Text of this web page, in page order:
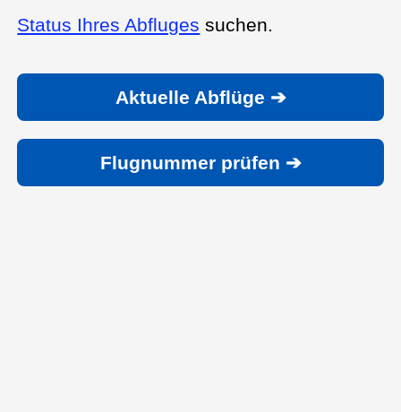
Status Ihres Abfluges suchen.
Aktuelle Abflüge ➔
Flugnummer prüfen ➔